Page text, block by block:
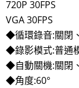
720P 30FPS
VGA 30FPS
◆循環錄音:關閉
◆錄影模式:普通
◆自動關機:關閉
◆角度:60°